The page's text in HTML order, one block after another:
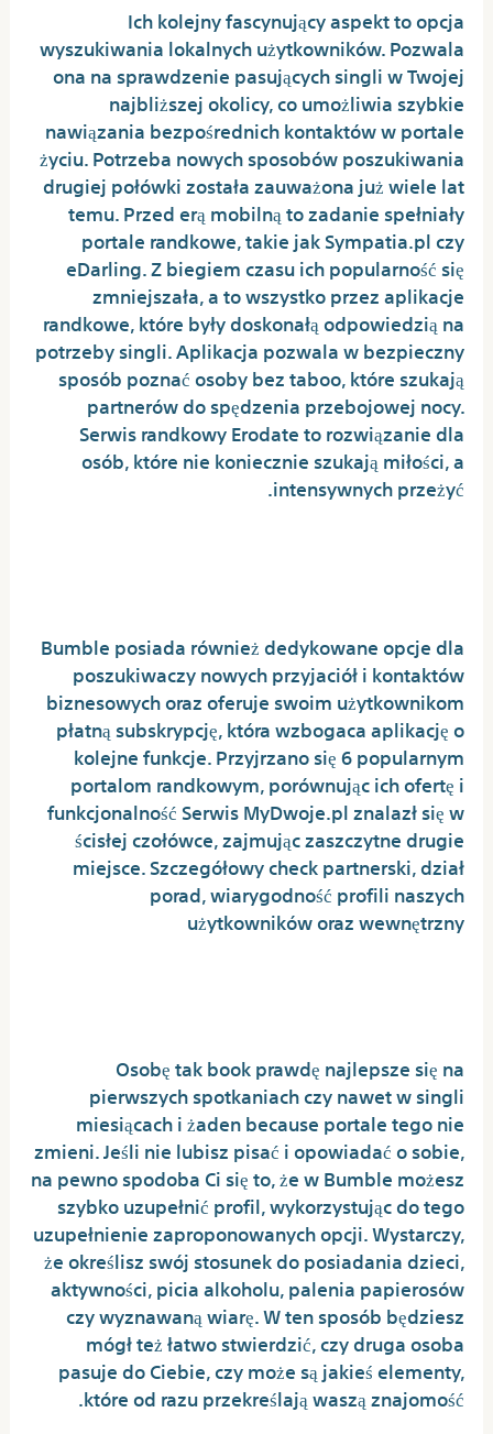
Ich kolejny fascynujący aspekt to opcja
wyszukiwania lokalnych użytkowników. Pozwala
ona na sprawdzenie pasujących singli w Twojej
najbliższej okolicy, co umożliwia szybkie
nawiązania bezpośrednich kontaktów w portale
życiu. Potrzeba nowych sposobów poszukiwania
drugiej połówki została zauważona już wiele lat
temu. Przed erą mobilną to zadanie spełniały
portale randkowe, takie jak Sympatia.pl czy
eDarling. Z biegiem czasu ich popularność się
zmniejszała, a to wszystko przez aplikacje
randkowe, które były doskonałą odpowiedzią na
potrzeby singli. Aplikacja pozwala w bezpieczny
sposób poznać osoby bez taboo, które szukają
partnerów do spędzenia przebojowej nocy.
Serwis randkowy Erodate to rozwiązanie dla
osób, które nie koniecznie szukają miłości, a
intensywnych przeżyć.
Bumble posiada również dedykowane opcje dla
poszukiwaczy nowych przyjaciół i kontaktów
biznesowych oraz oferuje swoim użytkownikom
płatną subskrypcję, która wzbogaca aplikację o
kolejne funkcje. Przyjrzano się 6 popularnym
portalom randkowym, porównując ich ofertę i
funkcjonalność Serwis MyDwoje.pl znalazł się w
ścisłej czołówce, zajmując zaszczytne drugie
miejsce. Szczegółowy check partnerski, dział
porad, wiarygodność profili naszych
użytkowników oraz wewnętrzny
Osobę tak book prawdę najlepsze się na
pierwszych spotkaniach czy nawet w singli
miesiącach i żaden because portale tego nie
zmieni. Jeśli nie lubisz pisać i opowiadać o sobie,
na pewno spodoba Ci się to, że w Bumble możesz
szybko uzupełnić profil, wykorzystując do tego
uzupełnienie zaproponowanych opcji. Wystarczy,
że określisz swój stosunek do posiadania dzieci,
aktywności, picia alkoholu, palenia papierosów
czy wyznawaną wiarę. W ten sposób będziesz
mógł też łatwo stwierdzić, czy druga osoba
pasuje do Ciebie, czy może są jakieś elementy,
które od razu przekreślają waszą znajomość.